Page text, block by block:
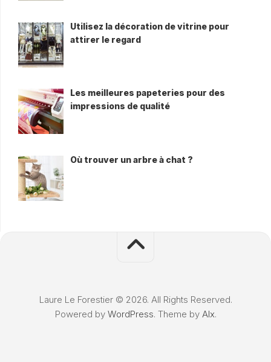
Utilisez la décoration de vitrine pour
attirer le regard
Les meilleures papeteries pour des
impressions de qualité
Où trouver un arbre à chat ?
Laure Le Forestier © 2026. All Rights Reserved.
Powered by WordPress. Theme by Alx.